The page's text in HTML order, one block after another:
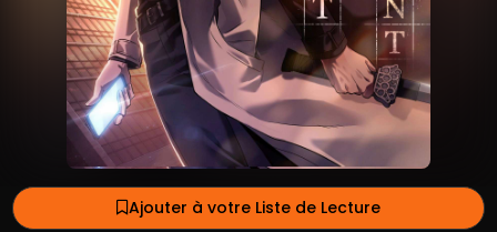
Ajouter à votre Liste de Lecture